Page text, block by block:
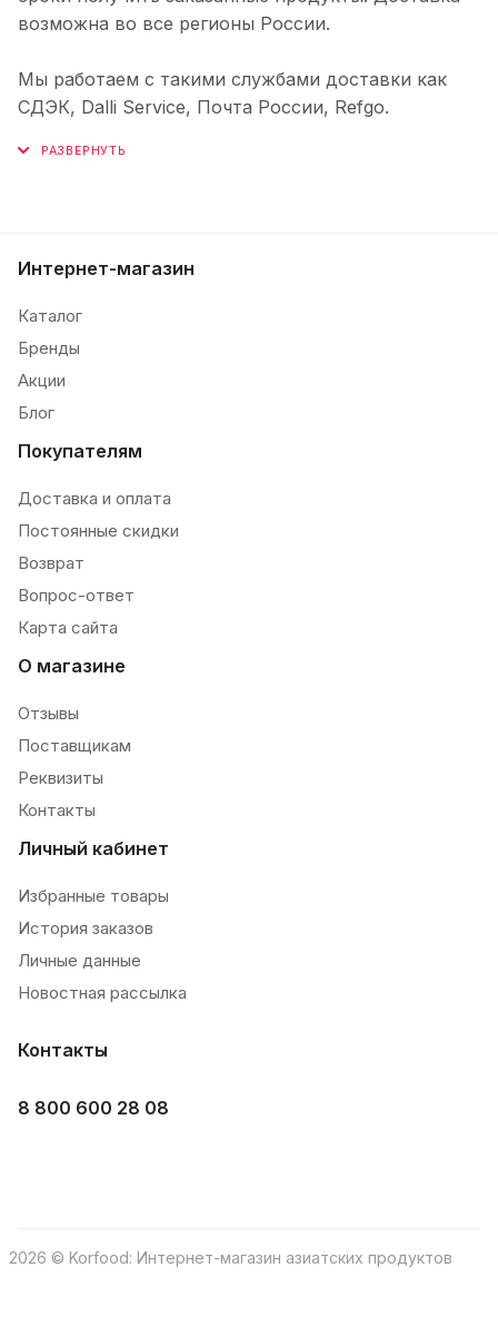
возможна во все регионы России.
Мы работаем с такими службами доставки как
СДЭК, Dalli Service, Почта России, Refgo.
Интернет-магазин
Каталог
Бренды
Акции
Блог
Покупателям
Доставка и оплата
Постоянные скидки
Возврат
Вопрос-ответ
Карта сайта
О магазине
Отзывы
Поставщикам
Реквизиты
Контакты
Личный кабинет
Избранные товары
История заказов
Личные данные
Новостная рассылка
Контакты
8 800 600 28 08
2026 © Korfood: Интернет-магазин азиатских продуктов